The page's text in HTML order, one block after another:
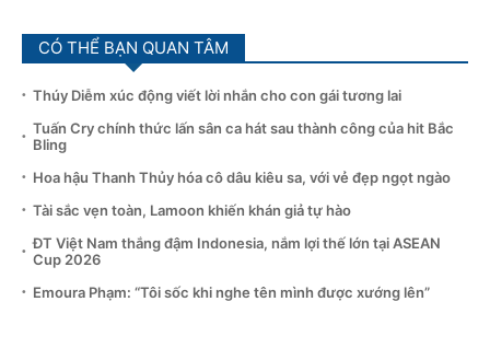
CÓ THỂ BẠN QUAN TÂM
Thúy Diễm xúc động viết lời nhắn cho con gái tương lai
Tuấn Cry chính thức lấn sân ca hát sau thành công của hit Bắc
Bling
Hoa hậu Thanh Thủy hóa cô dâu kiêu sa, với vẻ đẹp ngọt ngào
Tài sắc vẹn toàn, Lamoon khiến khán giả tự hào
ĐT Việt Nam thắng đậm Indonesia, nắm lợi thế lớn tại ASEAN
Cup 2026
Emoura Phạm: “Tôi sốc khi nghe tên mình được xướng lên”